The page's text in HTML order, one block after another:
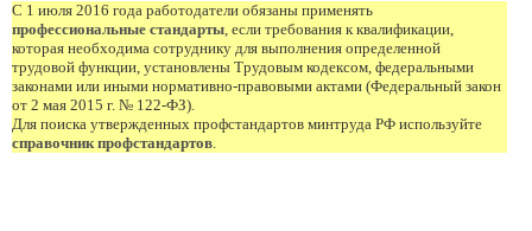
С 1 июля 2016 года работодатели обязаны применять
профессиональные стандарты, если требования к квалификации,
которая необходима сотруднику для выполнения определенной
трудовой функции, установлены Трудовым кодексом, федеральными
законами или иными нормативно-правовыми актами (Федеральный закон
от 2 мая 2015 г. № 122-ФЗ).
Для поиска утвержденных профстандартов минтруда РФ используйте
справочник профстандартов.